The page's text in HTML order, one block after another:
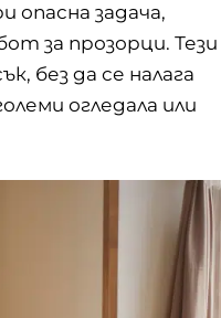
опасна задача,
за прозорци. Тези
без да се налага
огледала или